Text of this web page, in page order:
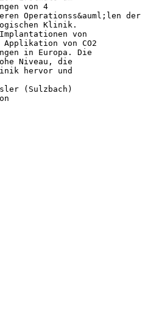
von 4
Operationss&auml;len der
Klinik.
von
von CO2
in Europa. Die
Niveau, die
hervor und
(Sulzbach)